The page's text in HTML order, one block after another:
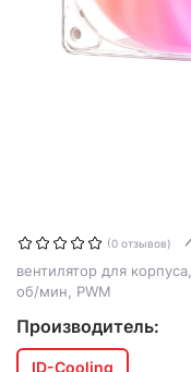
(0 отзывов)
вентилятор для
об/мин, PWM
Производитель:
ID-Cooling